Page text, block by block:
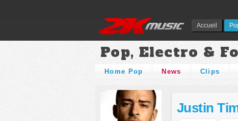
Accueil
Pop, Electro &
Home Pop News Clips
Justin